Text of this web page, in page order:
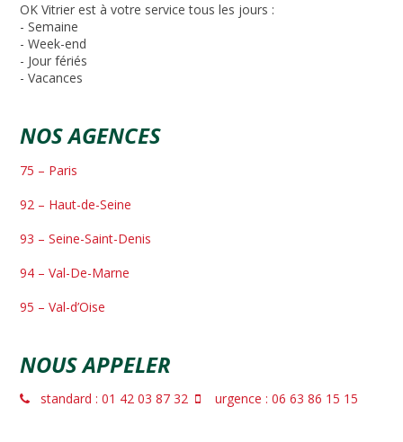
OK Vitrier est à votre service tous les jours :
- Semaine
- Week-end
- Jour fériés
- Vacances
NOS AGENCES
75 – Paris
92 – Haut-de-Seine
93 – Seine-Saint-Denis
94 – Val-De-Marne
95 – Val-d’Oise
NOUS APPELER
standard : 01 42 03 87 32 urgence : 06 63 86 15 15